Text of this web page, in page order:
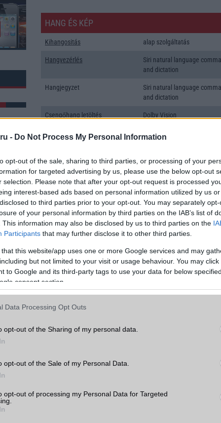
- Do Not Process My Personal Information
opt-out of the sale, sharing to third parties, or processing of your
for targeted advertising by us, please use the below opt-out
selection. Please note that after your opt-out request is processed
interest-based ads based on personal information utilized by us
to third parties prior to your opt-out. You may separately
of your personal information by third parties on the IAB’s list of
This information may also be disclosed by us to third parties on the
Participants that may further disclose it to other third parties.
that this website/app uses one or more Google services and may
but not limited to your visit or usage behaviour. You may
to Google and its third-party tags to use your data for below
consent section.
Data Processing Opt Outs
opt-out of the Sharing of my personal data.
opt-out of the Sale of my Personal Data.
opt-out of processing my Personal Data for Targeted
37
13
HANG ÉS KÉP
Kihangositás alap szolgáltatás
Hangvezérlés
Siri natural language
and dictation
Hangjegyzet
Siri natural language
and dictation
Csengőhang letöltés Dolby Vision
Polifonia MIDI
Rádió
Kamera 3x
Max. kamera felbontás (több
kamera esetén)
12 Mpixel
Video lejátszás 4K UHD lejátszó
MEMÓRIA ÉS TÁRHELY
Telefonkönyv db dinamikus
Min. háttértár
GPRS
WAP 5HTML